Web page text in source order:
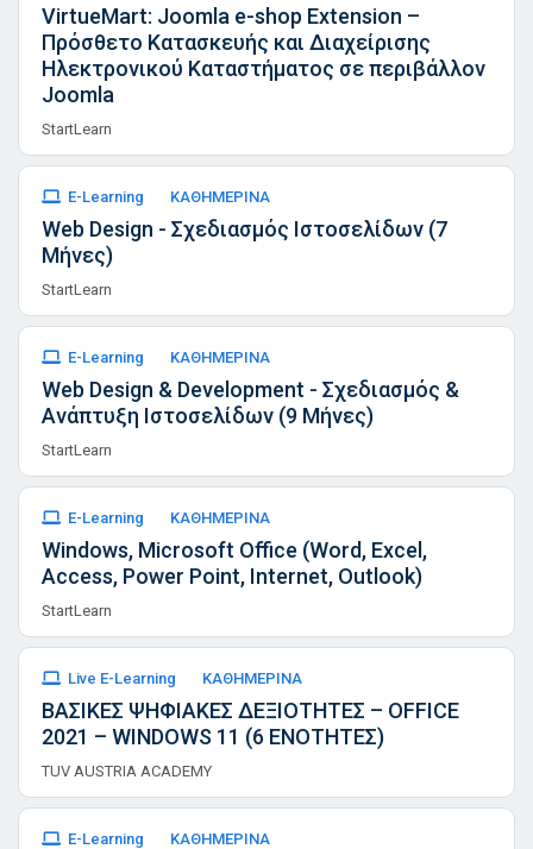
VirtueMart: Joomla e-shop Extension –
Πρόσθετο Κατασκευής και Διαχείρισης
Ηλεκτρονικού Καταστήματος σε περιβάλλον
Joomla
StartLearn
E-Learning ΚΑΘΗΜΕΡΙΝΑ
Web Design - Σχεδιασμός Ιστοσελίδων (7
Μήνες)
StartLearn
E-Learning ΚΑΘΗΜΕΡΙΝΑ
Web Design & Development - Σχεδιασμός &
Ανάπτυξη Ιστοσελίδων (9 Μήνες)
StartLearn
E-Learning ΚΑΘΗΜΕΡΙΝΑ
Windows, Microsoft Office (Word, Excel,
Access, Power Point, Internet, Outlook)
StartLearn
Live E-Learning ΚΑΘΗΜΕΡΙΝΑ
ΒΑΣΙΚΕΣ ΨΗΦΙΑΚΕΣ ΔΕΞΙΟΤΗΤΕΣ – OFFICE
2021 – WINDOWS 11 (6 ΕΝΟΤΗΤΕΣ)
TUV AUSTRIA ACADEMY
E-Learning ΚΑΘΗΜΕΡΙΝΑ